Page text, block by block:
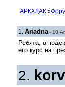
АРКАДАК»
1. Ariadna- 10
Ребята, а
его курс на
2.